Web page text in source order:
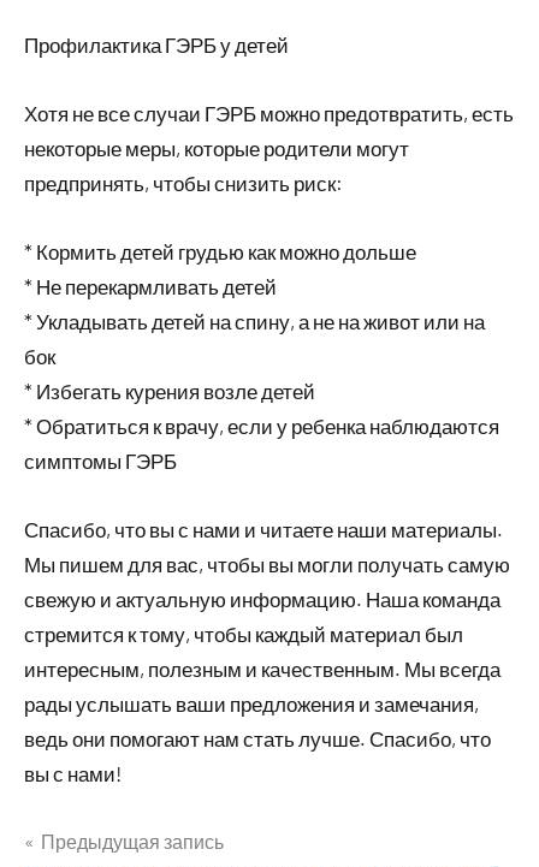
Профилактика ГЭРБ у детей
Хотя не все случаи ГЭРБ можно предотвратить, есть
некоторые меры, которые родители могут
предпринять, чтобы снизить риск:
* Кормить детей грудью как можно дольше
* Не перекармливать детей
* Укладывать детей на спину, а не на живот или на
бок
* Избегать курения возле детей
* Обратиться к врачу, если у ребенка наблюдаются
симптомы ГЭРБ
Спасибо, что вы с нами и читаете наши материалы.
Мы пишем для вас, чтобы вы могли получать самую
свежую и актуальную информацию. Наша команда
стремится к тому, чтобы каждый материал был
интересным, полезным и качественным. Мы всегда
рады услышать ваши предложения и замечания,
ведь они помогают нам стать лучше. Спасибо, что
вы с нами!
Предыдущая запись